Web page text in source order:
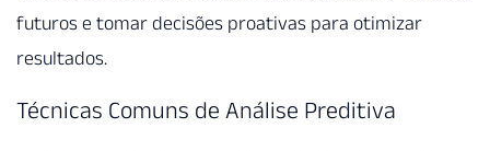
futuros e tomar decisões proativas para otimizar
resultados.
Técnicas Comuns de Análise Preditiva